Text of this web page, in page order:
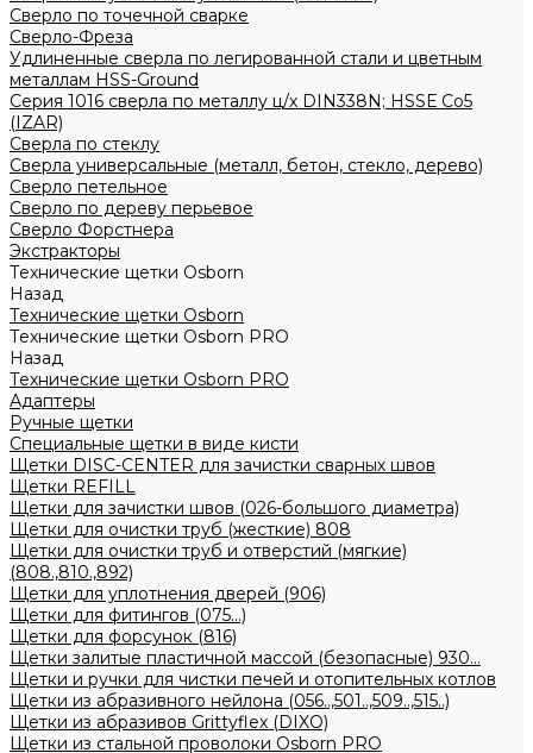
Сверло по точечной сварке
Сверло-Фреза
Удлиненные сверла по легированной стали и цветным
металлам HSS-Ground
Серия 1016 сверла по металлу ц/х DIN338N; HSSЕ Со5
(IZAR)
Сверла по стеклу
Сверла универсальные (металл, бетон, стекло, дерево)
Сверло петельное
Сверло по дереву перьевое
Сверло Форстнера
Экстракторы
Технические щетки Osborn
Назад
Технические щетки Osborn
Технические щетки Osborn PRO
Назад
Технические щетки Osborn PRO
Адаптеры
Ручные щетки
Специальные щетки в виде кисти
Щетки DISC-CENTER для зачистки сварных швов
Щетки REFILL
Щетки для зачистки швов (026-большого диаметра)
Щетки для очистки труб (жесткие) 808
Щетки для очистки труб и отверстий (мягкие)
(808.,810.,892)
Щетки для уплотнения дверей (906)
Щетки для фитингов (075...)
Щетки для форсунок (816)
Щетки залитые пластичной массой (безопасные) 930...
Щетки и ручки для чистки печей и отопительных котлов
Щетки из абразивного нейлона (056..,501..,509..,515..)
Щетки из абразивов Grittyflex (DIXO)
Щетки из стальной проволоки Osborn PRO